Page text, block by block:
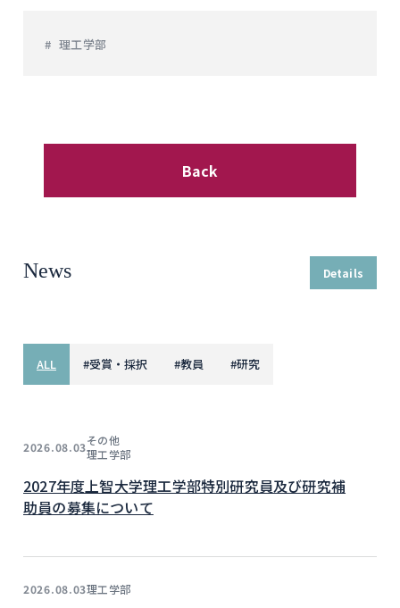
理工学部
Back
News Details
ALL #受賞・採択 #教員 #研究
2026.08.03その他
理工学部
2027年度上智大学理工学部特別研究員及び研究補
助員の募集について
2026.08.03理工学部